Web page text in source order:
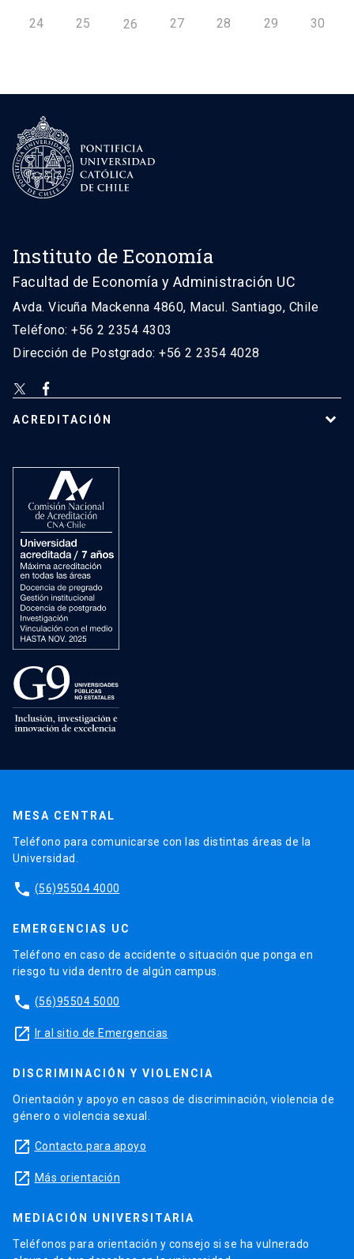
24 25 26 27 28 29 30
Instituto de Economía
Facultad de Economía y Administración UC
Avda. Vicuña Mackenna 4860, Macul. Santiago, Chile
Teléfono: +56 2 2354 4303
Dirección de Postgrado: +56 2 2354 4028
ACREDITACIÓN
MESA CENTRAL
Teléfono para comunicarse con las distintas áreas de la
Universidad.
phone (56)95504 4000
EMERGENCIAS UC
Teléfono en caso de accidente o situación que ponga en
riesgo tu vida dentro de algún campus.
phone (56)95504 5000
launch Ir al sitio de Emergencias
DISCRIMINACIÓN Y VIOLENCIA
Orientación y apoyo en casos de discriminación, violencia de
género o violencia sexual.
launch Contacto para apoyo
launch Más orientación
MEDIACIÓN UNIVERSITARIA
Teléfonos para orientación y consejo si se ha vulnerado